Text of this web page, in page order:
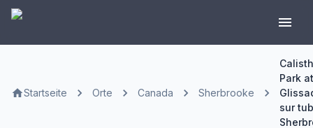
Startseite Orte Canada Sherbrooke
Park at
sur